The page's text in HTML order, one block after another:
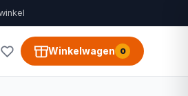
Winkelwagen 0